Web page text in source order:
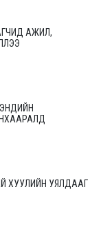
АЖИЛ,
ХУУЛИЙН УЯЛДААГ